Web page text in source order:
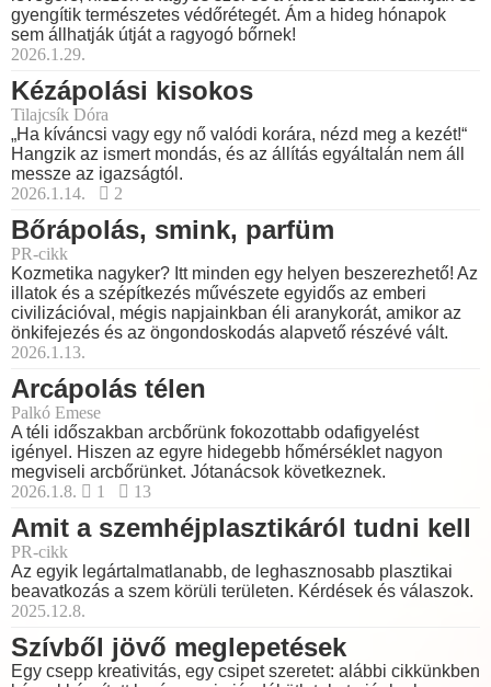
gyengítik természetes védőrétegét. Ám a hideg hónapok
sem állhatják útját a ragyogó bőrnek!
2026.1.29.
Kézápolási kisokos
Tilajcsík Dóra
„Ha kíváncsi vagy egy nő valódi korára, nézd meg a kezét!“
Hangzik az ismert mondás, és az állítás egyáltalán nem áll
messze az igazságtól.
2026.1.14.
2
Bőrápolás, smink, parfüm
PR-cikk
Kozmetika nagyker? Itt minden egy helyen beszerezhető! Az
illatok és a szépítkezés művészete egyidős az emberi
civilizációval, mégis napjainkban éli aranykorát, amikor az
önkifejezés és az öngondoskodás alapvető részévé vált.
2026.1.13.
Arcápolás télen
Palkó Emese
A téli időszakban arcbőrünk fokozottabb odafigyelést
igényel. Hiszen az egyre hidegebb hőmérséklet nagyon
megviseli arcbőrünket. Jótanácsok következnek.
2026.1.8.
1 13
Amit a szemhéjplasztikáról tudni kell
PR-cikk
Az egyik legártalmatlanabb, de leghasznosabb plasztikai
beavatkozás a szem körüli területen. Kérdések és válaszok.
2025.12.8.
Szívből jövő meglepetések
Egy csepp kreativitás, egy csipet szeretet: alábbi cikkünkben